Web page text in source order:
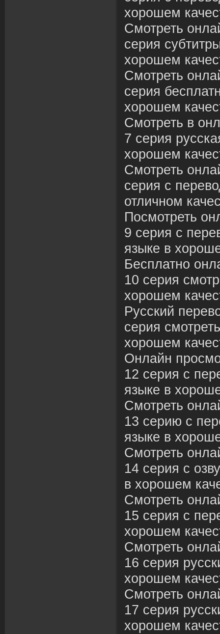
хорошем
Смотреть
серия
хорошем
Смотреть
серия
хорошем
Смотреть в
7 серия
хорошем
Смотреть
серия с
отличном
Посмотреть
9 серия с
языке в
Бесплатно
10 серия
хорошем
Русский
серия
хорошем
Онлайн
12 серия с
языке в
Смотреть
13 серию с
языке в
Смотреть
14 серия с
в хорошем
Смотреть
15 серия с
хорошем
Смотреть
16 серия
хорошем
Смотреть
17 серия
хорошем